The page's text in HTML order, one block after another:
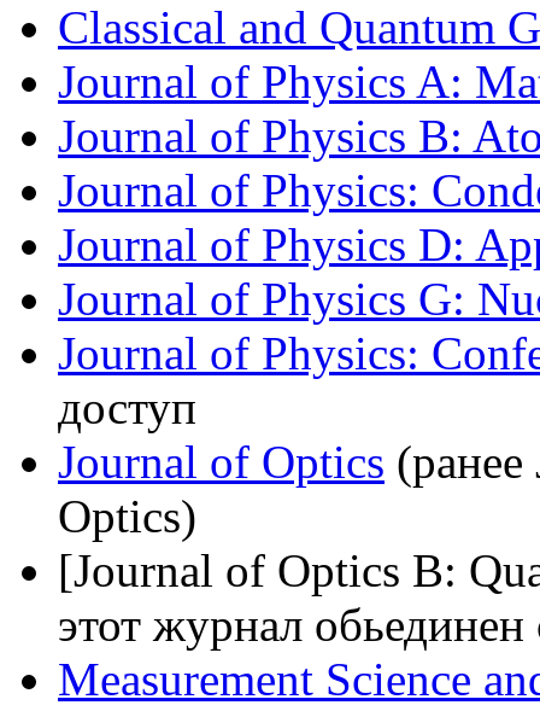
Classical and Quantum
Journal of Physics A:
Journal of Physics B:
Journal of Physics:
Journal of Physics D:
Journal of Physics G:
Journal of Physics:
доступ
Journal of Optics
Optics)
[Journal of Optics B:
этот журнал
Measurement Science